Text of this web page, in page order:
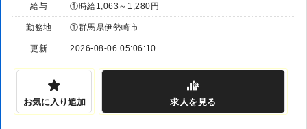
給与 ①時給1,063～1,280円
勤務地 ①群馬県伊勢崎市
更新 2026-08-06 05:06:10
お気に入り追加 求人 を見る